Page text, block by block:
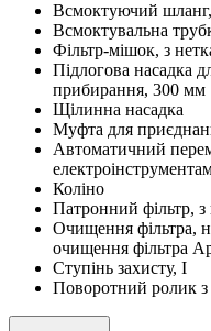
Всмоктуючий
Всмоктувальна
Фільтр-мішок, з
Підлогова насадка
прибирання, 300 мм
Щілинна насадка
Муфта для
Автоматичний
Коліно
Патронний фільтр, з
Очищення фільтра,
очищення фільтра
Ступінь захисту, I
Поворотний ролик